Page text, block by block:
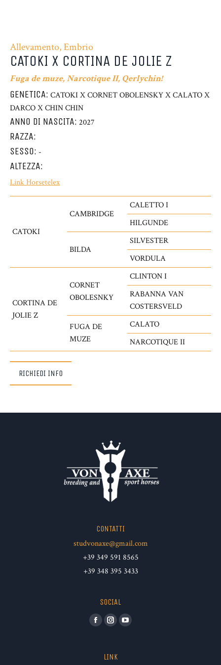
Allevamento, Embrio
CATOKI X CORTINA DE JOLIE Z
Fuga de muze, Narcotique II, Qerlychin!
GENETICA: CATOKI X CORNET OBOLENSKY X CALATO X
DARCO X CHIN CHIN
ANNO DI NASCITA: 2027
RAZZA:
SESSO: -
ALTEZZA:
Link Horsetelex
CATOKI
CAMBRIDGE
CALETTO I
HILGUNDE
BILDA
SILVESTER
VORDULA
CORTINA DE
JOLIE Z
CORNET
OBOLESNKY
CLINTON I
RABANNA VAN
COSTERSVELD
FUGA DE
MUZE
CALATO
NARCOTIQUE II
RICHIEDI INFO
CONTATTI
studvonaxe@gmail.com
+39 349 591 8565
+39 348 395 3433
SOCIAL
Facebook
InstagramYouTube
LINK